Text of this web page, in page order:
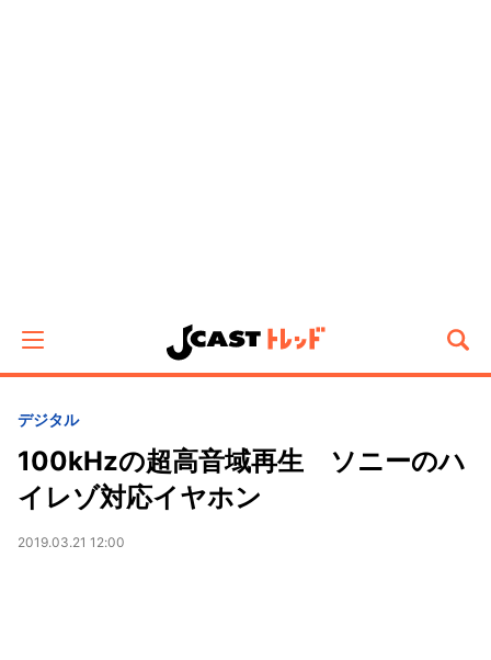
デジタル
100kHzの超高音域再生 ソニーのハ
イレゾ対応イヤホン
2019.03.21 12:00